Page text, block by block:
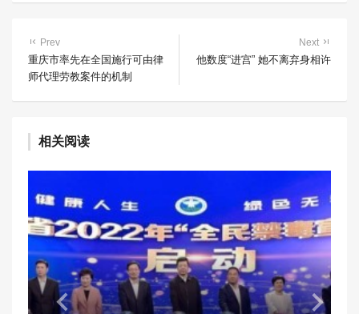
Prev
重庆市率先在全国施行可由律
师代理劳教案件的机制
Next
他数度“进宫” 她不离弃身相许
相关阅读